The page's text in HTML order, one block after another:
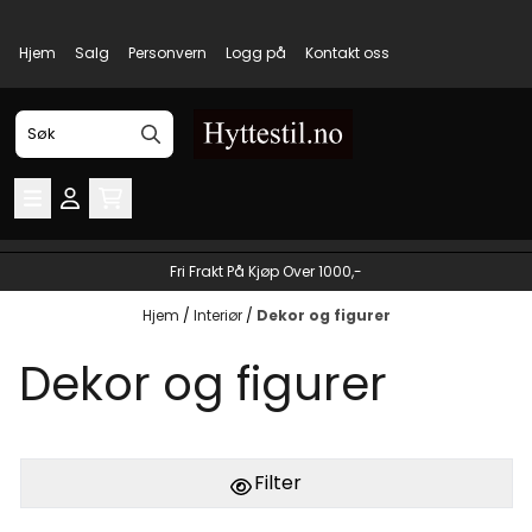
Hjem Salg Personvern Logg på Kontakt oss
Fri Frakt På Kjøp Over 1000,-
Hjem / Interiør / Dekor og figurer
Dekor og figurer
Filter